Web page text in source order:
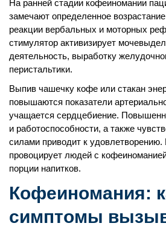
На ранней стадии кофеиномании
замечают определенное
реакции вербальных и моторных
стимулятор активизирует
деятельность, выработку
перистальтики.
Выпив чашечку кофе или стакан
повышаются показатели
учащается сердцебиение.
и работоспособности, а также
силами приводит к
провоцирует людей с
порции напитков.
Кофеиномания:
симптомы